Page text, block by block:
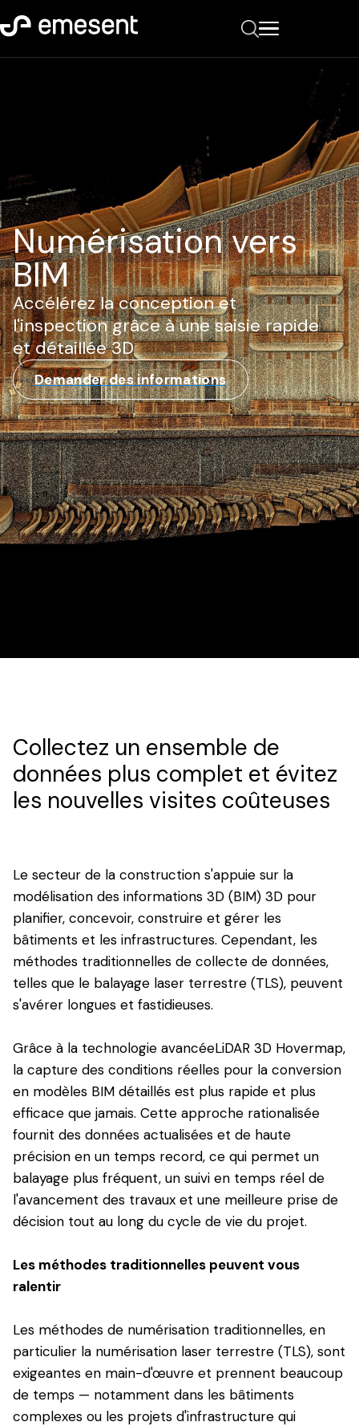
Numérisation vers
BIM
Accélérez la conception et
l'inspection grâce à une saisie rapide
et détaillée 3D
Demander des informations
Collectez un ensemble de
données plus complet et évitez
les nouvelles visites coûteuses
Le secteur de la construction s'appuie sur la
modélisation des informations 3D (BIM) 3D pour
planifier, concevoir, construire et gérer les
bâtiments et les infrastructures. Cependant, les
méthodes traditionnelles de collecte de données,
telles que le balayage laser terrestre (TLS), peuvent
s'avérer longues et fastidieuses.
Grâce à la technologie avancéeLiDAR 3D Hovermap,
la capture des conditions réelles pour la conversion
en modèles BIM détaillés est plus rapide et plus
efficace que jamais. Cette approche rationalisée
fournit des données actualisées et de haute
précision en un temps record, ce qui permet un
balayage plus fréquent, un suivi en temps réel de
l'avancement des travaux et une meilleure prise de
décision tout au long du cycle de vie du projet.
Les méthodes traditionnelles peuvent vous
ralentir
Les méthodes de numérisation traditionnelles, en
particulier la numérisation laser terrestre (TLS), sont
exigeantes en main-d'œuvre et prennent beaucoup
de temps — notamment dans les bâtiments
complexes ou les projets d'infrastructure qui